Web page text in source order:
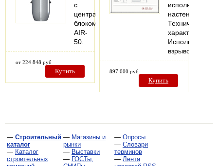
с
центральным
блоком
AIR-
50.
от 224 848 руб
Купить
исполнении,
настенный.
Технические
характеристики
Исполнение:
897 000 руб
Купить
— Строительный
каталог
— Каталог
строительных
— Магазины и
рынки
— Выставки
— ГОСТы,
— Опросы
— Словари
терминов
— Лента